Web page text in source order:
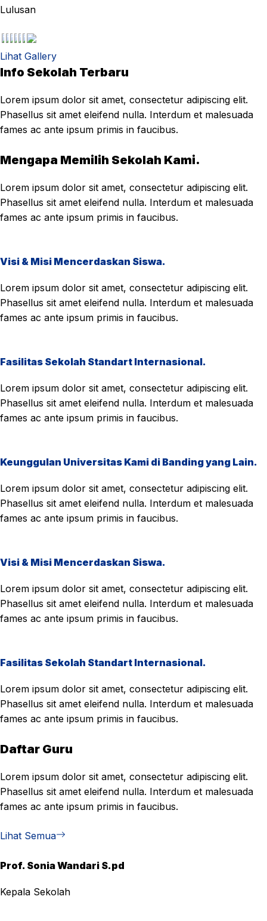
Lulusan
Lihat Gallery
Info Sekolah Terbaru
Lorem ipsum dolor sit amet, consectetur adipiscing elit.
Phasellus sit amet eleifend nulla. Interdum et malesuada
fames ac ante ipsum primis in faucibus.
Mengapa Memilih Sekolah Kami.
Lorem ipsum dolor sit amet, consectetur adipiscing elit.
Phasellus sit amet eleifend nulla. Interdum et malesuada
fames ac ante ipsum primis in faucibus.
Visi & Misi Mencerdaskan Siswa.
Lorem ipsum dolor sit amet, consectetur adipiscing elit.
Phasellus sit amet eleifend nulla. Interdum et malesuada
fames ac ante ipsum primis in faucibus.
Fasilitas Sekolah Standart Internasional.
Lorem ipsum dolor sit amet, consectetur adipiscing elit.
Phasellus sit amet eleifend nulla. Interdum et malesuada
fames ac ante ipsum primis in faucibus.
Keunggulan Universitas Kami di Banding yang Lain.
Lorem ipsum dolor sit amet, consectetur adipiscing elit.
Phasellus sit amet eleifend nulla. Interdum et malesuada
fames ac ante ipsum primis in faucibus.
Visi & Misi Mencerdaskan Siswa.
Lorem ipsum dolor sit amet, consectetur adipiscing elit.
Phasellus sit amet eleifend nulla. Interdum et malesuada
fames ac ante ipsum primis in faucibus.
Fasilitas Sekolah Standart Internasional.
Lorem ipsum dolor sit amet, consectetur adipiscing elit.
Phasellus sit amet eleifend nulla. Interdum et malesuada
fames ac ante ipsum primis in faucibus.
Daftar Guru
Lorem ipsum dolor sit amet, consectetur adipiscing elit.
Phasellus sit amet eleifend nulla. Interdum et malesuada
fames ac ante ipsum primis in faucibus.
Lihat Semua
Prof. Sonia Wandari S.pd
Kepala Sekolah